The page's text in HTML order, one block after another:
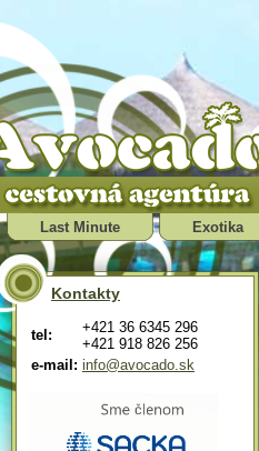
Last Minute Exotika
Kontakty
tel:
+421 36 6345 296
+421 918 826 256
e-mail: info@avocado.sk